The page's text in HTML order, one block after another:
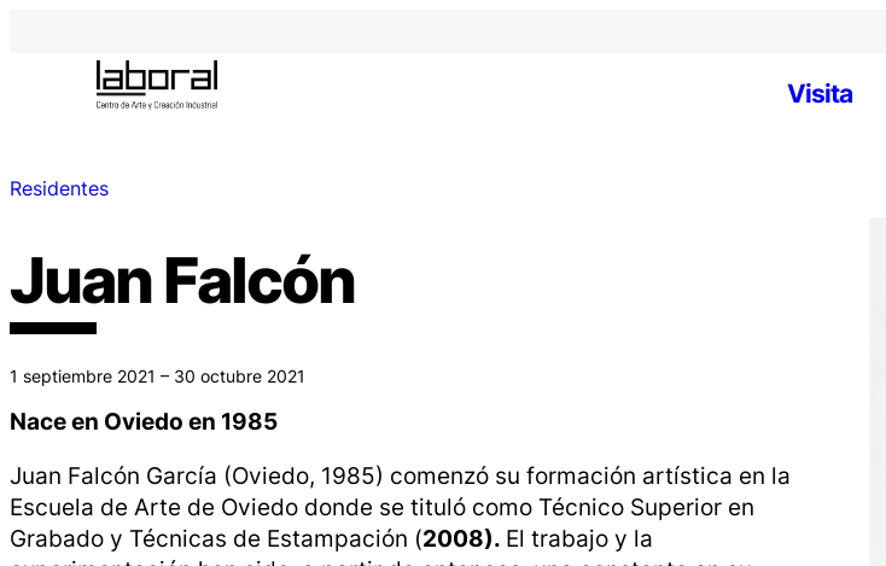
Visita
Residentes
Juan Falcón
1 septiembre 2021 – 30 octubre 2021
Nace en Oviedo en 1985
Juan Falcón García (Oviedo, 1985) comenzó su formación artística en la
Escuela de Arte de Oviedo donde se tituló como Técnico Superior en
Grabado y Técnicas de Estampación (2008). El trabajo y la